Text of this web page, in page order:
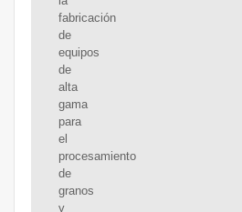
fabricación
de
equipos
de
alta
gama
para
el
procesamiento
de
granos
y